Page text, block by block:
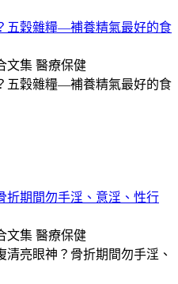
五穀雜糧—補養精氣最好的食
文集 醫療保健
五穀雜糧—補養精氣最好的食
折期間勿手淫、意淫、性行
文集 醫療保健
亮眼神？骨折期間勿手淫、